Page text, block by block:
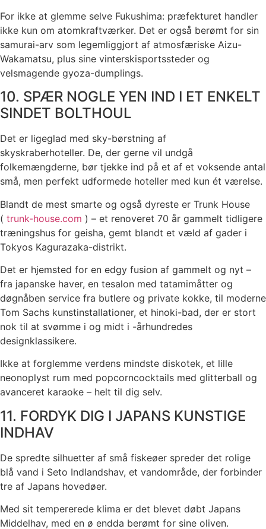
For ikke at glemme selve Fukushima: præfekturet handler
ikke kun om atomkraftværker. Det er også berømt for sin
samurai-arv som legemliggjort af atmosfæriske Aizu-
Wakamatsu, plus sine vinterskisportssteder og
velsmagende gyoza-dumplings.
10. SPÆR NOGLE YEN IND I ET ENKELT
SINDET BOLTHOUL
Det er ligeglad med sky-børstning af
skyskraberhoteller. De, der gerne vil undgå
folkemængderne, bør tjekke ind på et af et voksende antal
små, men perfekt udformede hoteller med kun ét værelse.
Blandt de mest smarte og også dyreste er Trunk House
( trunk-house.com ) – et renoveret 70 år gammelt tidligere
træningshus for geisha, gemt blandt et væld af gader i
Tokyos Kagurazaka-distrikt.
Det er hjemsted for en edgy fusion af gammelt og nyt –
fra japanske haver, en tesalon med tatamimåtter og
døgnåben service fra butlere og private kokke, til moderne
Tom Sachs kunstinstallationer, et hinoki-bad, der er stort
nok til at svømme i og midt i -århundredes
designklassikere.
Ikke at forglemme verdens mindste diskotek, et lille
neonoplyst rum med popcorncocktails med glitterball og
avanceret karaoke – helt til dig selv.
11. FORDYK DIG I JAPANS KUNSTIGE
INDHAV
De spredte silhuetter af små fiskeøer spreder det rolige
blå vand i Seto Indlandshav, et vandområde, der forbinder
tre af Japans hovedøer.
Med sit tempererede klima er det blevet døbt Japans
Middelhav, med en ø endda berømt for sine oliven.